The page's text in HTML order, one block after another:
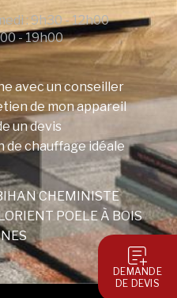
DEMANDE
DE DEVIS
CHEMINISTE
POELE À BOIS
avec un conseiller
de mon appareil
un devis
de chauffage idéale
: 9h30 - 12h00
- 19h00